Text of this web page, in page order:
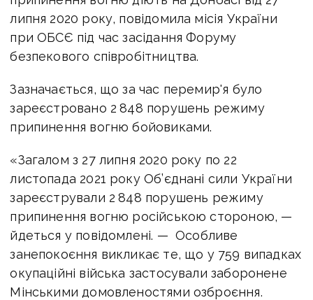
липня 2020 року, повідомила місія України
при ОБСЄ під час засідання Форуму
безпекового співробітництва.
Зазначається, що за час перемир'я було
зареєстровано 2 848 порушень режиму
припинення вогню бойовиками.
«Загалом з 27 липня 2020 року по 22
листопада 2021 року Об’єднані сили України
зареєстрували 2 848 порушень режиму
припинення вогню російською стороною, —
йдеться у повідомлені. — Особливе
занепокоєння викликає те, що у 759 випадках
окупаційні війська застосували заборонене
Мінськими домовленостями озброєння.